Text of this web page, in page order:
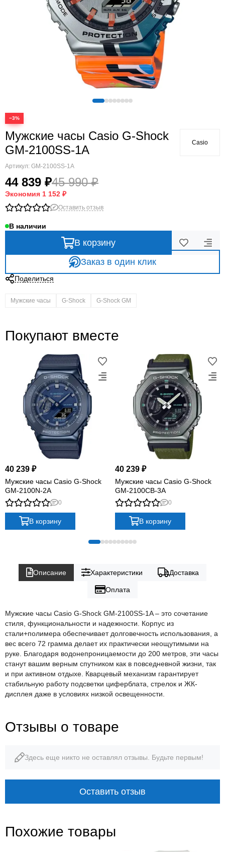
−3%
Мужские часы Casio G-Shock
GM-2100SS-1A
Артикул: GM-2100SS-1A
44 839 ₽45 990 ₽
Экономия 1 152 ₽
Casio
Оставить отзыв
В наличии
В корзину
Заказ в один клик
Поделиться
Мужские часы G-Shock G-Shock GM
Покупают вместе
40 239 ₽
Мужские часы Casio G-Shock
GM-2100N-2A
0
В корзину
40 239 ₽
Мужские часы Casio G-Shock
GM-2100CB-3A
0
В корзину
Описание Характеристики Доставка
Оплата
Мужские часы Casio G-Shock GM-2100SS-1A – это сочетание
стиля, функциональности и надежности. Корпус из
стали+полимера обеспечивает долговечность использования, а
вес всего 72 грамма делает их практически неощутимыми на
руке. Благодаря водонепроницаемости до 200 метров, эти часы
станут вашим верным спутником как в повседневной жизни, так
и при активном отдыхе. Кварцевый механизм гарантирует
стабильную работу подсветки циферблата, стрелок и ЖК-
дисплея даже в условиях низкой освещенности.
Отзывы о товаре
Здесь еще никто не оставлял отзывы. Будьте первым!
Оставить отзыв
Похожие товары